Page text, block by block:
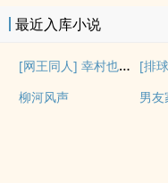
最近入库小说
[网王同人] 幸村也会搞暗恋吗
柳河风声